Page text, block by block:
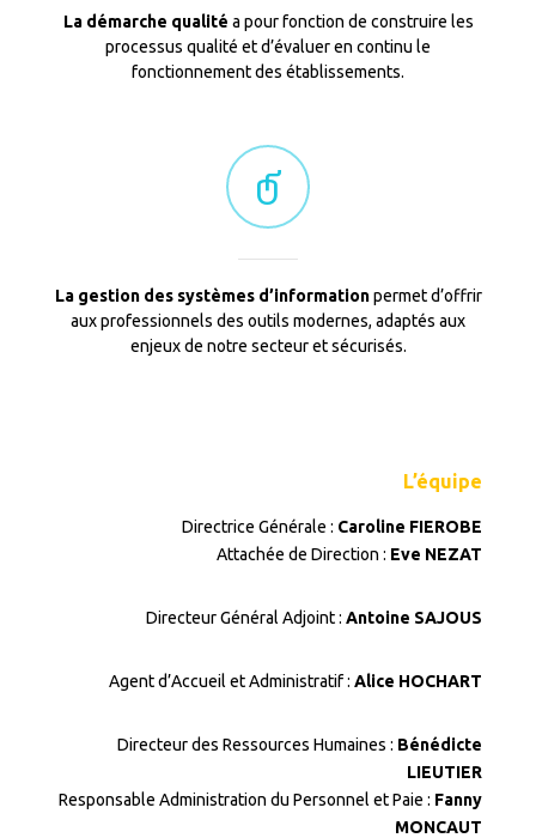
La démarche qualité a pour fonction de construire les
processus qualité et d’évaluer en continu le
fonctionnement des établissements.
La gestion des systèmes d’informationpermet d’offrir
aux professionnels des outils modernes, adaptés aux
enjeux de notre secteur et sécurisés.
L’équipe
Directrice Générale : Caroline FIEROBE
Attachée de Direction : Eve NEZAT
Directeur Général Adjoint : Antoine SAJOUS
Agent d’Accueil et Administratif : Alice HOCHART
Directeur des Ressources Humaines : Bénédicte
LIEUTIER
Responsable Administration du Personnel et Paie : Fanny
MONCAUT